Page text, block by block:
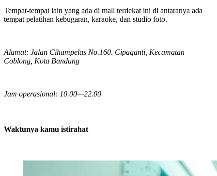
Tempat-tempat lain yang ada di mall terdekat ini di antaranya ada
tempat pelatihan kebugaran, karaoke, dan studio foto.
Alamat: Jalan Cihampelas No.160, Cipaganti, Kecamatan
Coblong, Kota Bandung
Jam operasional: 10.00—22.00
Waktunya kamu istirahat